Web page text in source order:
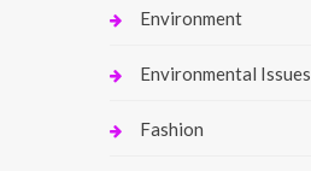
Environment
Environmental Issues
Fashion